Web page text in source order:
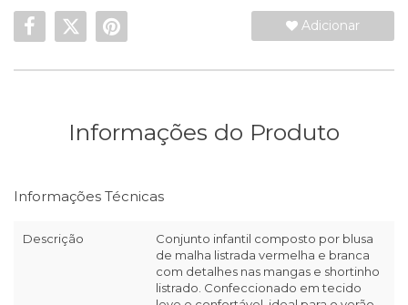
Adicionar
Informações do Produto
Informações Técnicas
Descrição
Conjunto infantil composto por blusa
de malha listrada vermelha e branca
com detalhes nas mangas e shortinho
listrado. Confeccionado em tecido